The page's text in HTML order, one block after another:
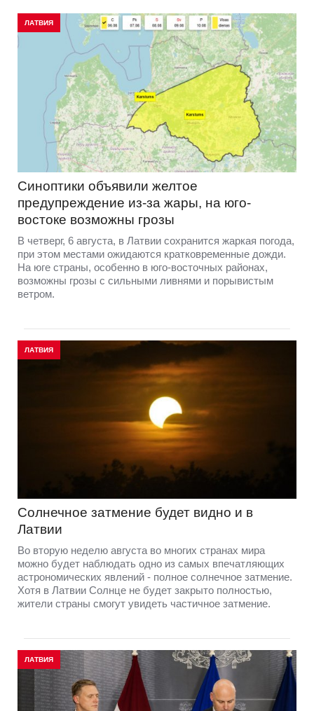
ЛАТВИЯ
Синоптики объявили желтое
предупреждение из-за жары, на юго-
востоке возможны грозы
В четверг, 6 августа, в Латвии сохранится жаркая погода,
при этом местами ожидаются кратковременные дожди.
На юге страны, особенно в юго-восточных районах,
возможны грозы с сильными ливнями и порывистым
ветром.
ЛАТВИЯ
Солнечное затмение будет видно и в
Латвии
Во вторую неделю августа во многих странах мира
можно будет наблюдать одно из самых впечатляющих
астрономических явлений - полное солнечное затмение.
Хотя в Латвии Солнце не будет закрыто полностью,
жители страны смогут увидеть частичное затмение.
ЛАТВИЯ